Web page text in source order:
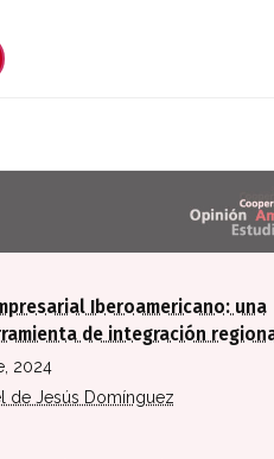
global
Iberoamericano: una
de integración
2024
de Jesús Domínguez